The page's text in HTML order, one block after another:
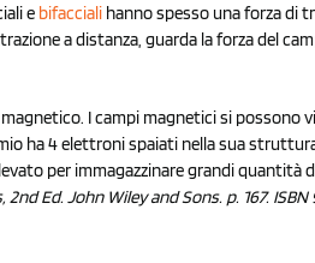
e bifacciali hanno spesso una forza di
a distanza, guarda la forza del
I campi magnetici si possono
ha 4 elettroni spaiati nella sua
per immagazzinare grandi quantità
Ed. John Wiley and Sons. p. 167. ISBN